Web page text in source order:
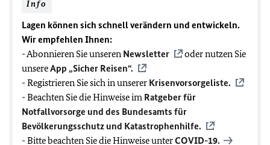
Info
Lagen können sich schnell verändern und entwickeln.
Wir empfehlen Ihnen:
- Abonnieren Sie unseren Newsletter
oder nutzen Sie
unsereApp „Sicher Reisen“.
- Registrieren Sie sich in unserer Krisenvorsorgeliste.
- Beachten Sie die Hinweise im Ratgeber für
Notfallvorsorge und des Bundesamts für
Bevölkerungsschutz und Katastrophenhilfe.
- Bitte beachten Sie die Hinweise unterCOVID-19.